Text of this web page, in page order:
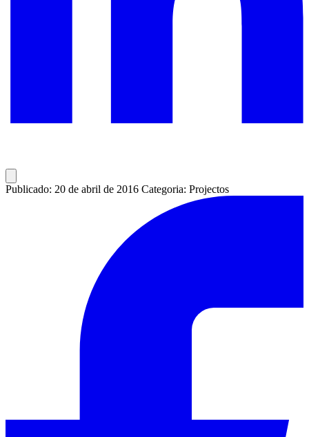
Publicado: 20 de abril de 2016 Categoria: Projectos